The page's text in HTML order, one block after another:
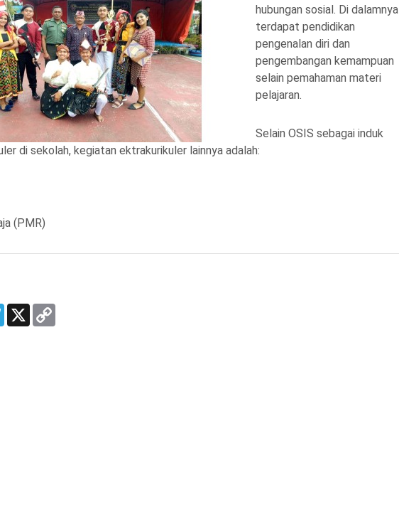
hubungan sosial. Di dalamnya
terdapat pendidikan
pengenalan diri dan
pengembangan kemampuan
selain pemahaman materi
pelajaran.
Selain OSIS sebagai induk
di sekolah, kegiatan ektrakurikuler lainnya adalah:
(PMR)
Telegram
X